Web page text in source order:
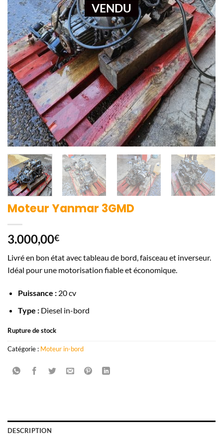
VENDU
Moteur Yanmar 3GMD
3.000,00€
Livré en bon état avec tableau de bord, faisceau et inverseur.
Idéal pour une motorisation fiable et économique.
Puissance :20 cv
Type :Diesel in-bord
Rupture de stock
Catégorie : Moteur in-bord
DESCRIPTION